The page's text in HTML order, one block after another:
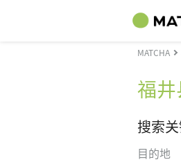
MATCHA
福
搜索
目的地